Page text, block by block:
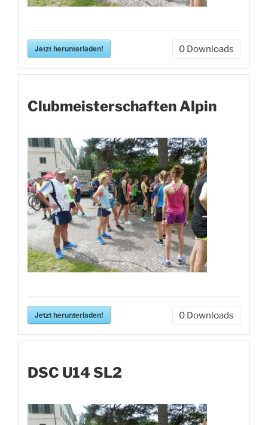
Jetzt herunterladen! 0 Downloads
Clubmeisterschaften Alpin
Jetzt herunterladen! 0 Downloads
DSC U14 SL2